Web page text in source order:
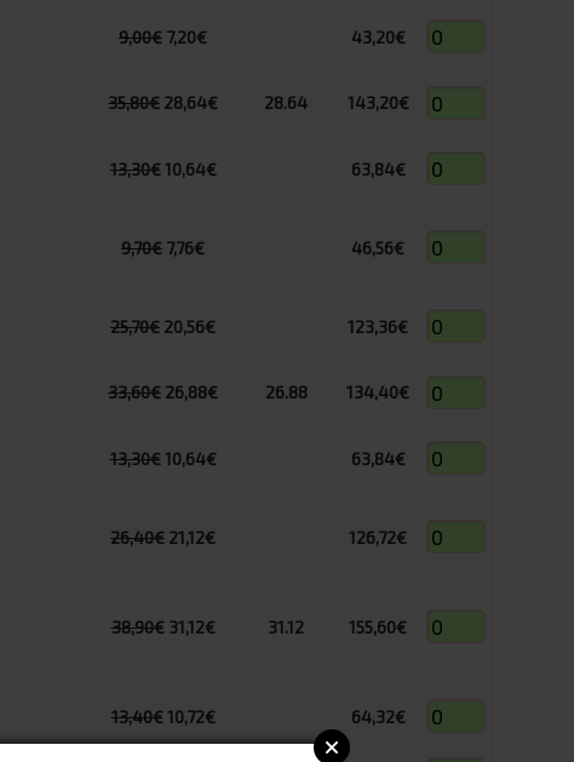
9,00€ 7,20€ 43,20€
35,80€ 28,64€ 28.64
143,20€
13,30€ 10,64€ 63,84€
9,70€ 7,76€ 46,56€
25,70€ 20,56€ 123,36€
33,60€ 26,88€ 26.88
134,40€
13,30€ 10,64€ 63,84€
26,40€ 21,12€ 126,72€
38,90€ 31,12€ 31.12 155,60€
13,40€ 10,72€ 64,32€